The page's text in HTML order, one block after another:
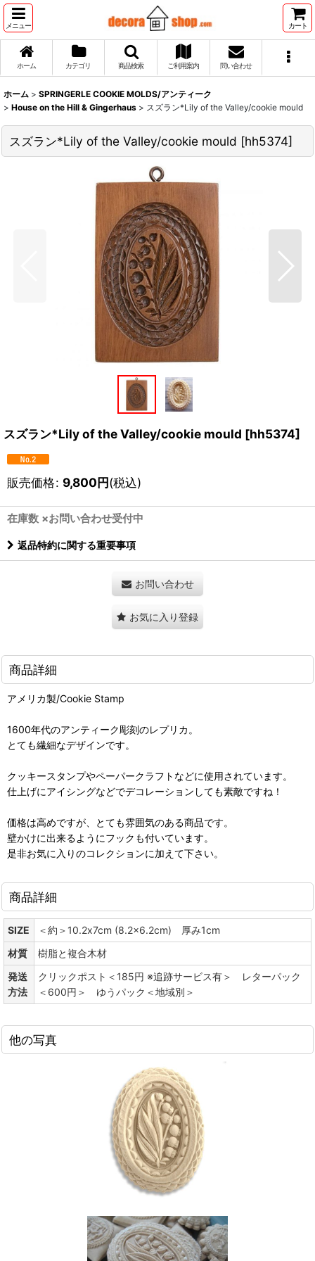
メニュー カート
ホーム カテゴリ 商品検索 ご利用案内 問い合わせ
ホーム > SPRINGERLE COOKIE MOLDS/アンティーク
> House on the Hill & Gingerhaus > スズラン*Lily of the Valley/cookie mould
スズラン*Lily of the Valley/cookie mould [hh5374]
スズラン*Lily of the Valley/cookie mould [hh5374]
販売価格: 9,800円(税込)
在庫数 ×お問い合わせ受付中
返品特約に関する重要事項
お問い合わせ
お気に入り登録
商品詳細
アメリカ製/Cookie Stamp
1600年代のアンティーク彫刻のレプリカ。
とても繊細なデザインです。
クッキースタンプやペーパークラフトなどに使用されています。
仕上げにアイシングなどでデコレーションしても素敵ですね！
価格は高めですが、とても雰囲気のある商品です。
壁かけに出来るようにフックも付いています。
是非お気に入りのコレクションに加えて下さい。
商品詳細
SIZE
＜約＞10.2x7cm (8.2x6.2cm) 厚み1cm
材質
樹脂と複合木材
発送
方法
クリックポスト＜185円 ※追跡サービス有＞ レターパック
＜600円＞ ゆうパック＜地域別＞
他の写真